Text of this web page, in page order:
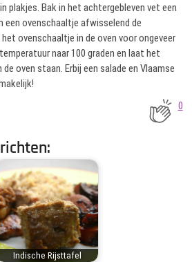
plakjes. Bak in het achtergebleven vet een
een ovenschaaltje afwisselend de
ovenschaaltje in de oven voor ongeveer
naar 100 graden en laat het
oven staan. Erbij een salade en Vlaamse
0
Indische Rijsttafel